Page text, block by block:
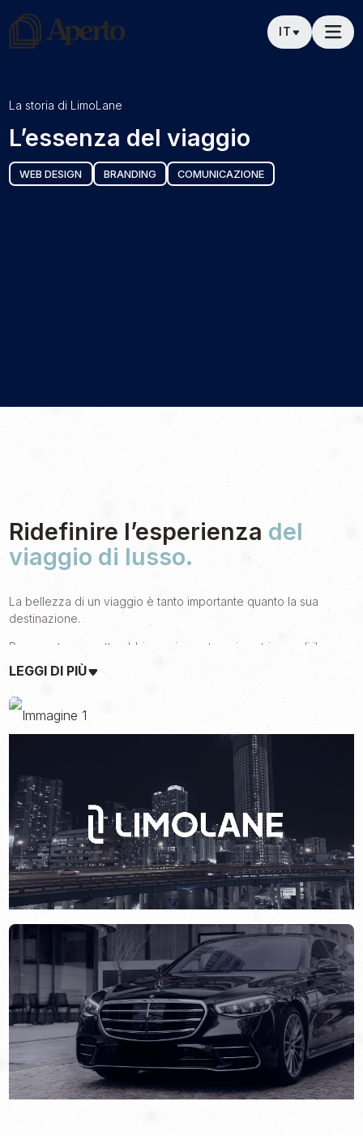
IT
La storia di LimoLane
L’essenza del viaggio
WEB DESIGN BRANDING COMUNICAZIONE
Ridefinire lʼesperienza del
viaggio di lusso.
La bellezza di un viaggio è tanto importante quanto la sua
destinazione.
Per questo progetto abbiamo ricercato nei nostri armadi il
completo migliore, il vestito perfetto per salire a bordo di una
nuova storia e intraprendere un viaggio tra lusso ed eleganza.
LimoLane è una realtà ambiziosa che tramite un’innovativa
piattaforma digitale offre un servizio NCC di alta qualità, mirato a
rendere ogni spostamento indimenticabile. Attivo in oltre 500
città, il brand ha l’obiettivo di innovare l’intero settore
digitalizzando i servizi e offrendo un’esperienza premium ai suoi
clienti.
Nell’ultimo anno LimoLane ha ampliato i suoi orizzonti,
raggiungendo oltre 2000 clienti in tutto il mondo. In seguito a
questa crescita aveva bisogno di un’immagine visiva e un nuovo
sito web che rispecchiassero la sua identità premium; ed è in
questo momento che ha iniziato il suo viaggio con Aperto.
cambiamento cercando un design che richiamasse l’alta qualità
dei suoi servizi e ne enfatizzasse il profondo legame con il
settore della moda. La palette di colori è stata sviluppata in
diverse gradazioni di blu per accentuare l’eleganza e
l’affidabilità LimoLane; mentre l’identità visiva digitale e il sito
sono stati ideati per offrire all’utente un’esperienza migliorata in
ogni step del suo viaggio, già a partire dal primo clic.
Così abbiamo accompagnato LimoLane nel suo percorso verso
il futuro della mobilità, segnando una nuova strada che
permettesse di raggiungere la destinazione in maniera lineare
LEGGI DI PIÙ